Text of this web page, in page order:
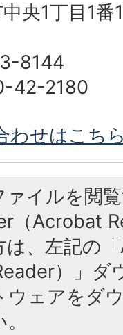
央1丁目1番
8144
42-2180
わせはこち
ァイルを閲
（Acrobat
、左記の
）」ダ
ウェアをダ